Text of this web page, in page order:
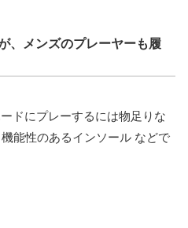
、メンズのプレーヤーも履
ドにプレーするには物足りな
能性のあるインソール などで